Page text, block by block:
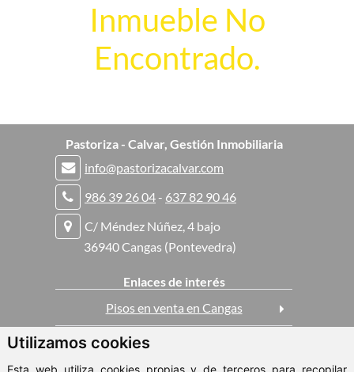
Utilizamos cookies
Esta web utiliza cookies propias y de terceros para recopilar
Inmueble No
Encontrado.
Pastoriza - Calvar, Gestión Inmobiliaria
info@pastorizacalvar.com
986 39 26 04 - 637 82 90 46
C/ Méndez Núñez, 4 bajo
36940 Cangas (Pontevedra)
Enlaces de interés
Pisos en venta en Cangas
Casas en venta en Cangas